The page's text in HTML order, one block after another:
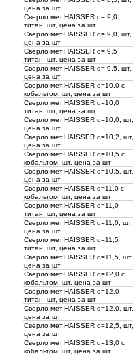
цена за шт
Сверло мет.HAISSER d= 9,0
титан, шт, цена за шт
Сверло мет.HAISSER d= 9,0, шт,
цена за шт
Сверло мет.HAISSER d= 9,5
титан, шт, цена за шт
Сверло мет.HAISSER d= 9,5, шт,
цена за шт
Сверло мет.HAISSER d=10,0 с
кобальтом, шт, цена за шт
Сверло мет.HAISSER d=10,0
титан, шт, цена за шт
Сверло мет.HAISSER d=10,0, шт,
цена за шт
Сверло мет.HAISSER d=10,2, шт,
цена за шт
Сверло мет.HAISSER d=10,5 с
кобальтом, шт, цена за шт
Сверло мет.HAISSER d=10,5, шт,
цена за шт
Сверло мет.HAISSER d=11,0 с
кобальтом, шт, цена за шт
Сверло мет.HAISSER d=11,0
титан, шт, цена за шт
Сверло мет.HAISSER d=11,0, шт,
цена за шт
Сверло мет.HAISSER d=11,5
титан, шт, цена за шт
Сверло мет.HAISSER d=11,5, шт,
цена за шт
Сверло мет.HAISSER d=12,0 с
кобальтом, шт, цена за шт
Сверло мет.HAISSER d=12,0
титан, шт, цена за шт
Сверло мет.HAISSER d=12,0, шт,
цена за шт
Сверло мет.HAISSER d=12,5, шт,
цена за шт
Сверло мет.HAISSER d=13,0 с
кобальтом, шт, цена за шт